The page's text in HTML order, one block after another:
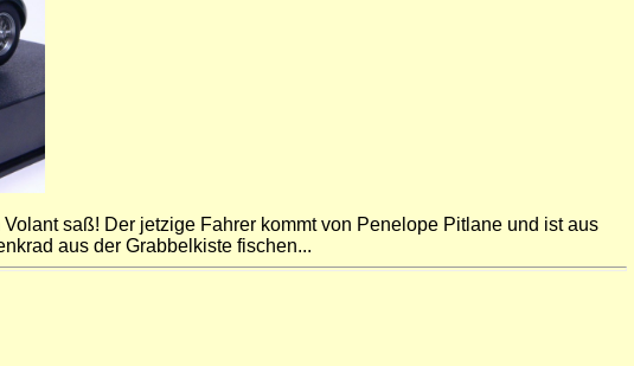
saß! Der jetzige Fahrer kommt von Penelope Pitlane und ist aus
aus der Grabbelkiste fischen...